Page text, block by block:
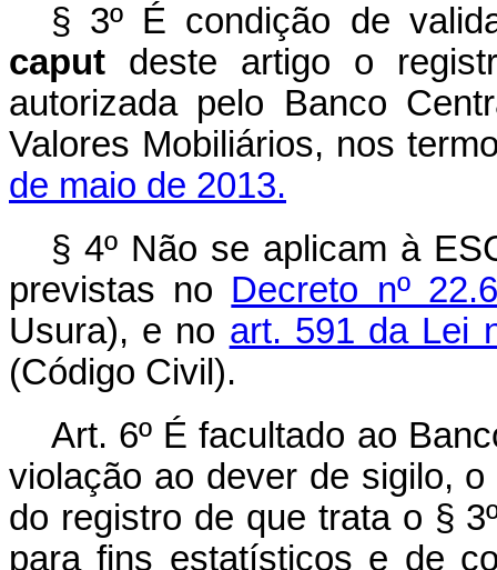
§ 3º É condição de
caput deste artigo o
autorizada pelo Banco
Valores Mobiliários, nos
de maio de 2013.
§ 4º Não se aplicam à
previstas no Decreto nº
Usura), e no art. 591 da Lei
(Código Civil).
Art. 6º É facultado ao
violação ao dever de sigilo,
do registro de que trata o §
para fins estatísticos e de